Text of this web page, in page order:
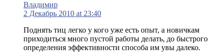
Владимир
2 Декабрь 2010 at 23:40
Поднять тиц легко у кого уже есть опыт, а новичкам
приходиться много пустой работы делать, до быстрого
определения эффективности способа им увы далеко.